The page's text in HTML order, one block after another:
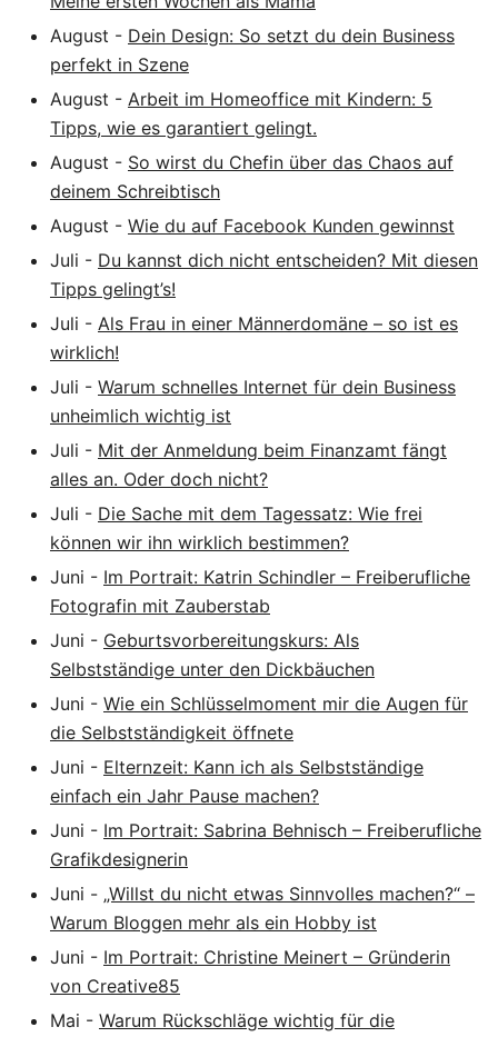
August - Dein Design: So setzt du dein Business
perfekt in Szene
August - Arbeit im Homeoffice mit Kindern: 5
Tipps, wie es garantiert gelingt.
August - So wirst du Chefin über das Chaos auf
deinem Schreibtisch
August - Wie du auf Facebook Kunden gewinnst
Juli - Du kannst dich nicht entscheiden? Mit diesen
Tipps gelingt’s!
Juli - Als Frau in einer Männerdomäne – so ist es
wirklich!
Juli - Warum schnelles Internet für dein Business
unheimlich wichtig ist
Juli - Mit der Anmeldung beim Finanzamt fängt
alles an. Oder doch nicht?
Juli - Die Sache mit dem Tagessatz: Wie frei
können wir ihn wirklich bestimmen?
Juni - Im Portrait: Katrin Schindler – Freiberufliche
Fotografin mit Zauberstab
Juni - Geburtsvorbereitungskurs: Als
Selbstständige unter den Dickbäuchen
Juni - Wie ein Schlüsselmoment mir die Augen für
die Selbstständigkeit öffnete
Juni - Elternzeit: Kann ich als Selbstständige
einfach ein Jahr Pause machen?
Juni - Im Portrait: Sabrina Behnisch – Freiberufliche
Grafikdesignerin
Juni - „Willst du nicht etwas Sinnvolles machen?“ –
Warum Bloggen mehr als ein Hobby ist
Juni - Im Portrait: Christine Meinert – Gründerin
von Creative85
Mai - Warum Rückschläge wichtig für die